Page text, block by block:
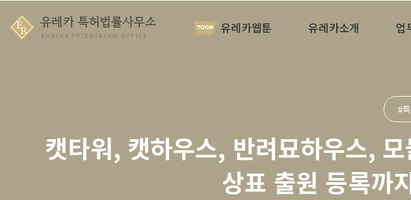
유레카웹툰 유레카소개 업
#
캣타워, 캣하우스, 반려묘하우스,
상표 출원 등록까